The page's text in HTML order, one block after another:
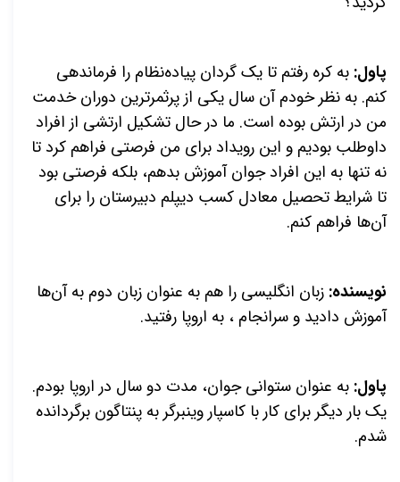
پاول: به کره رفتم تا یک گردان پیاده‌نظام را فرماندهی
کنم. به نظر خودم آن سال یکی از پرثمرترین دوران خدمت
من در ارتش بوده است. ما در حال تشکیل ارتشی از افراد
داوطلب بودیم و این رویداد برای من فرصتی فراهم کرد تا
نه تنها به این افراد جوان آموزش بدهم، بلکه فرصتی بود
تا شرایط تحصیل معادل کسب دیپلم دبیرستان را برای
آن‌ها فراهم کنم.
نویسنده: زبان انگلیسی را هم به عنوان زبان دوم به آن‌ها
آموزش دادید و سرانجام ، به اروپا رفتید.
پاول: به عنوان ستوانی جوان، مدت دو سال در اروپا بودم.
یک بار دیگر برای کار با کاسپار وینبرگر به پنتاگون برگردانده
شدم.